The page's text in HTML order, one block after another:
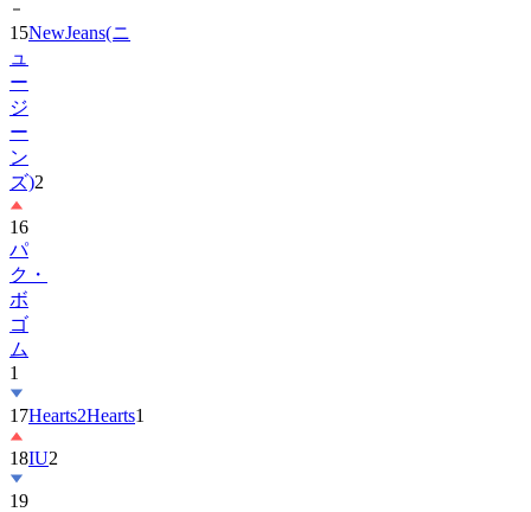
15NewJeans(ニ
ュ
ー
ジ
ー
ン
ズ)2
16
パ
ク・
ボ
ゴ
ム
1
17Hearts2Hearts1
18IU2
19